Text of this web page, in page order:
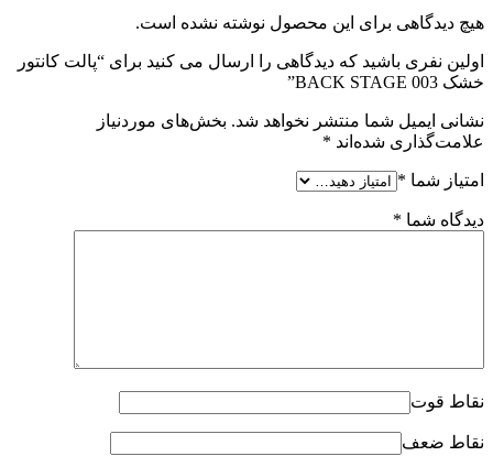
هیچ دیدگاهی برای این محصول نوشته نشده است.
اولین نفری باشید که دیدگاهی را ارسال می کنید برای “پالت کانتور
خشک BACK STAGE 003”
نشانی ایمیل شما منتشر نخواهد شد. بخش‌های موردنیاز
علامت‌گذاری شده‌اند *
امتیاز شما *
دیدگاه شما *
نقاط قوت
نقاط ضعف